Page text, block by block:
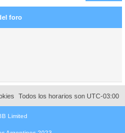
foro
Todos los horarios son UTC-03:00
Limited